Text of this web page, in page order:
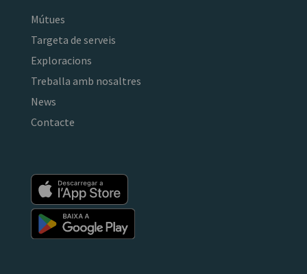
Mútues
Targeta de serveis
Exploracions
Treballa amb nosaltres
News
Contacte